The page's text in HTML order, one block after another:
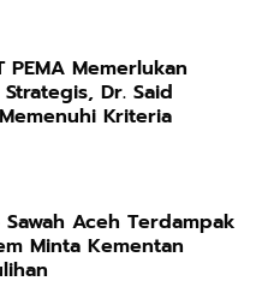
PEMA Memerlukan
Dr. Said
Kriteria
Aceh Terdampak
Minta Kementan